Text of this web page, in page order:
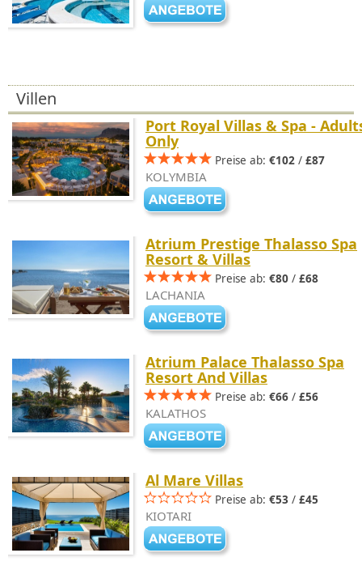
Villen
Port Royal Villas & Spa -
Only
Preise ab: €102 / £87
KOLYMBIA
Atrium Prestige Thalasso Spa
Resort & Villas
Preise ab: €80 / £68
LACHANIA
Atrium Palace Thalasso Spa
Resort And Villas
Preise ab: €66 / £56
KALATHOS
Al Mare Villas
Preise ab: €53 / £45
KIOTARI